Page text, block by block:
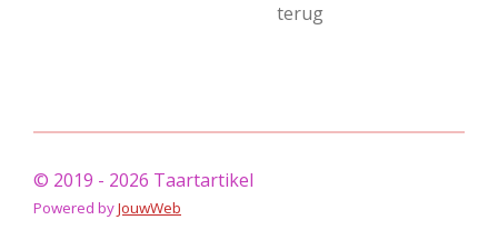
terug
© 2019 - 2026 Taartartikel
Powered byJouwWeb